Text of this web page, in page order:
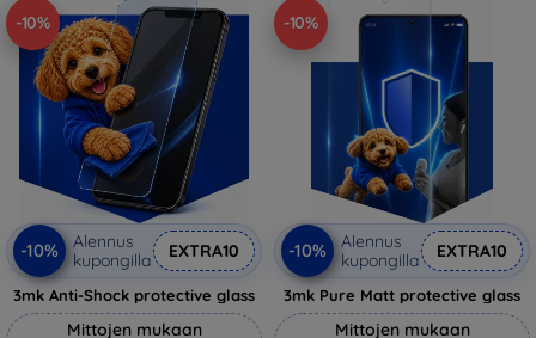
-10%
-10%
Alennus
kupongilla
EXTRA10
3mk Anti-Shock protective glass
Mittojen mukaan
-10%
-10%
Alennus
kupongilla
EXTRA10
3mk Pure Matt protective glass
Mittojen mukaan